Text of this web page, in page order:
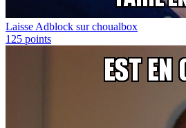
Laisse Adblock sur choualbox
125 points